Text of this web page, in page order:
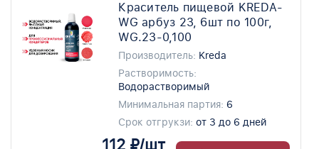
Краситель пищевой KREDA-
WG арбуз 23, 6шт по 100г,
WG.23-0,100
Производитель: Kreda
Растворимость:
Водорастворимый
Минимальная партия: 6
Срок отгрукзи: от 3 до 6 дней
112 ₽/шт